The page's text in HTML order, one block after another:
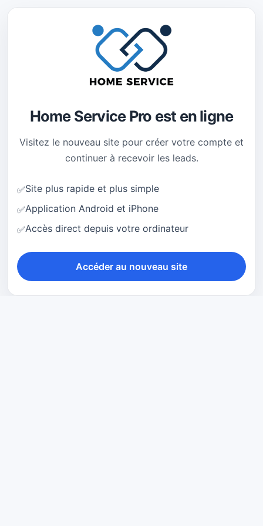
Home Service Pro est en ligne
Visitez le nouveau site pour créer votre compte et
continuer à recevoir les leads.
✅Site plus rapide et plus simple
✅Application Android et iPhone
✅Accès direct depuis votre ordinateur
Accéder au nouveau site